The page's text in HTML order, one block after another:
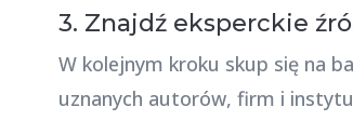
3. Znajdź eksperckie
W kolejnym kroku skup się na
uznanych autorów, firm i